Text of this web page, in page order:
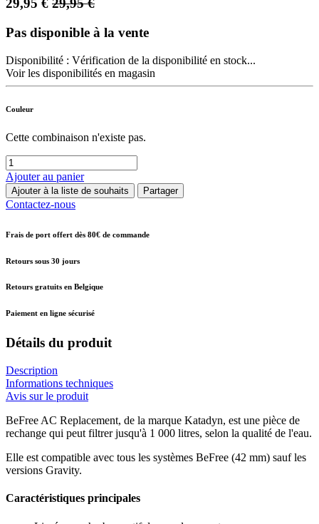
29,95 € 29,95€
Pas disponible à la vente
Disponibilité : Vérification de la disponibilité en stock...
Voir les disponibilités en magasin
Couleur
Cette combinaison n'existe pas.
Ajouter au panier
Ajouter à la liste de souhaits Partager
Contactez-nous
Frais de port offert dès 80€ de commande
Retours sous 30 jours
Retours gratuits en Belgique
Paiement en ligne sécurisé
Détails du produit
Description
Informations techniques
Avis sur le produit
BeFree AC Replacement, de la marque Katadyn, est une pièce de
rechange qui peut filtrer jusqu'à 1 000 litres, selon la qualité de l'eau.
Elle est compatible avec tous les systèmes BeFree (42 mm) sauf les
versions Gravity.
Caractéristiques principales